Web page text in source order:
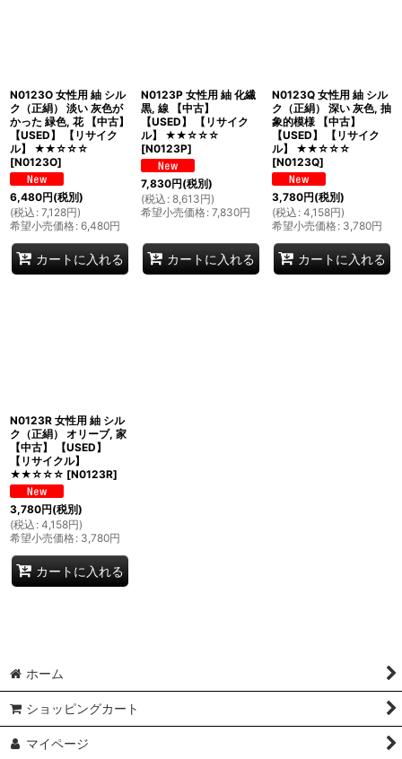
N0123O 女性用 紬 シル
ク（正絹） 淡い 灰色が
かった 緑色, 花 【中古】
【USED】 【リサイク
ル】 ★★☆☆☆
[N0123O]
6,480円(税別)
(税込 : 7,128円)
希望小売価格: 6,480円
カートに入れる
N0123P 女性用 紬 化繊
黒, 線 【中古】
【USED】 【リサイク
ル】 ★★☆☆☆
[N0123P]
7,830円(税別)
(税込 : 8,613円)
希望小売価格: 7,830円
カートに入れる
N0123Q 女性用 紬 シル
ク（正絹） 深い 灰色, 抽
象的模様 【中古】
【USED】 【リサイク
ル】 ★★☆☆☆
[N0123Q]
3,780円(税別)
(税込 : 4,158円)
希望小売価格: 3,780円
カートに入れる
N0123R 女性用 紬 シル
ク（正絹） オリーブ, 家
【中古】 【USED】
【リサイクル】
★★☆☆☆ [N0123R]
3,780円(税別)
(税込 : 4,158円)
希望小売価格: 3,780円
カートに入れる
ホーム
ショッピングカート
マイページ